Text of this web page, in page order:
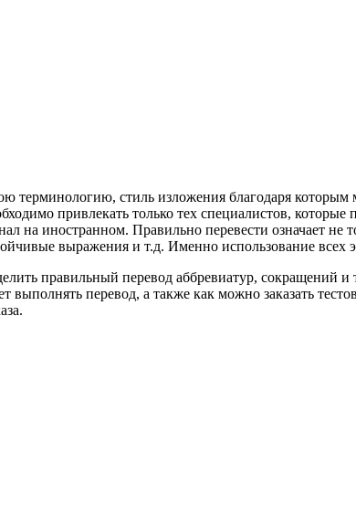
терминологию, стиль изложения благодаря
привлекать только тех специалистов,
на иностранном. Правильно перевести означает
выражения и т.д. Именно использование всех
правильный перевод аббревиатур, сокращений и
перевод, а также как можно заказать